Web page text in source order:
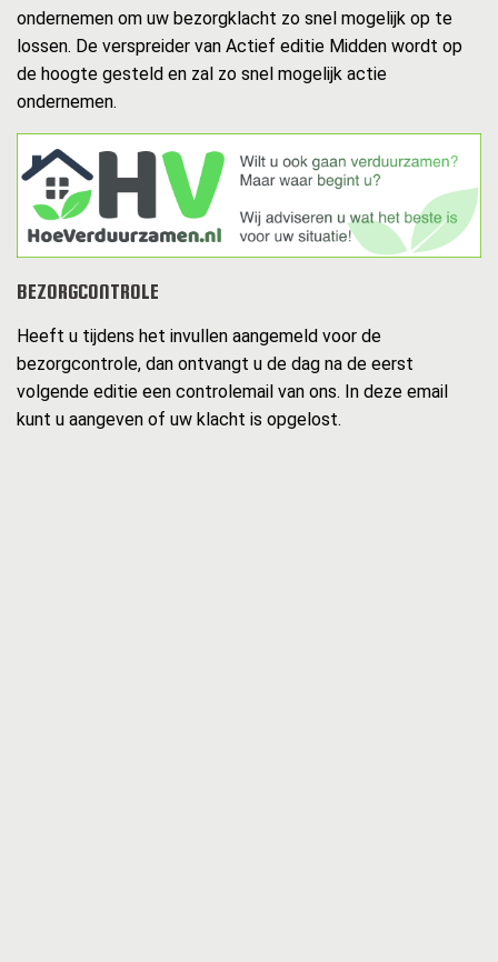
ondernemen om uw bezorgklacht zo snel mogelijk op te
lossen. De verspreider van Actief editie Midden wordt op
de hoogte gesteld en zal zo snel mogelijk actie
ondernemen.
BEZORGCONTROLE
Heeft u tijdens het invullen aangemeld voor de
bezorgcontrole, dan ontvangt u de dag na de eerst
volgende editie een controlemail van ons. In deze email
kunt u aangeven of uw klacht is opgelost.